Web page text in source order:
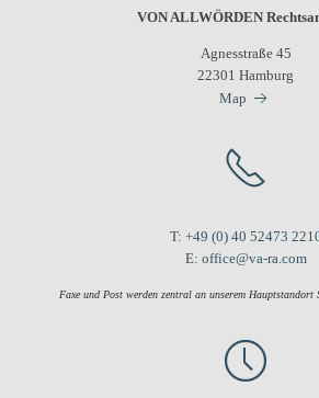
VON ALLWÖRDEN
Agnesstraße 45
22301 Hamburg
Map
T: +49 (0) 40 52473
E: office@va-ra.com
Faxe und Post werden zentral an unserem Hauptstandort